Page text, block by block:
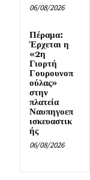
06/08/2026
Πέραμα:
Έρχεται η
«2η
Γιορτή
Γουρουνοπ
ούλας»
στην
πλατεία
Ναυπηγοεπ
ισκευαστικ
ής
06/08/2026